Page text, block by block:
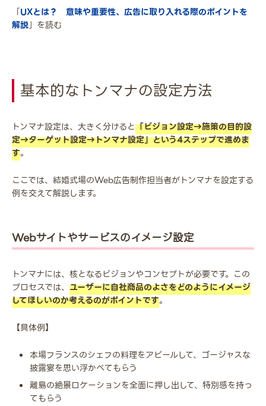
「UXとは？ 意味や重要性、広告に取り入れる際のポイントを
解説」を読む
基本的なトンマナの設定方法
トンマナ設定は、大きく分けると「ビジョン設定→施策の目的設
定→ターゲット設定→トンマナ設定」という4ステップで進めま
す。
ここでは、結婚式場のWeb広告制作担当者がトンマナを設定する
例を交えて解説します。
Webサイトやサービスのイメージ設定
トンマナには、核となるビジョンやコンセプトが必要です。この
プロセスでは、 ユーザーに自社商品のよさをどのようにイメージ
してほしいのか考えるのがポイントです。
【具体例】
本場フランスのシェフの料理をアピールして、ゴージャスな
披露宴を思い浮かべてもらう
離島の絶景ロケーションを全面に押し出して、特別感を持っ
てもらう